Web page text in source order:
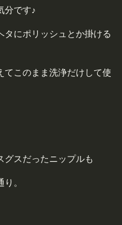
分です♪
にポリッシュとか掛ける
てこのまま洗浄だけして使
グスだったニップルも
。